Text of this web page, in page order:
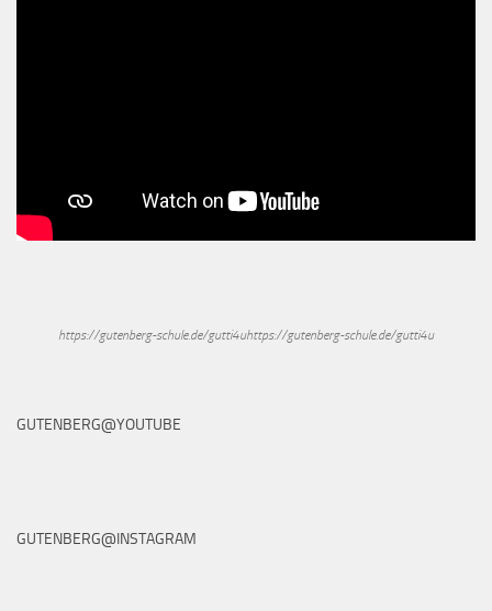
https://gutenberg-schule.de/gutti4uhttps://gutenberg-schule.de/gutti4u
GUTENBERG@YOUTUBE
GUTENBERG@INSTAGRAM